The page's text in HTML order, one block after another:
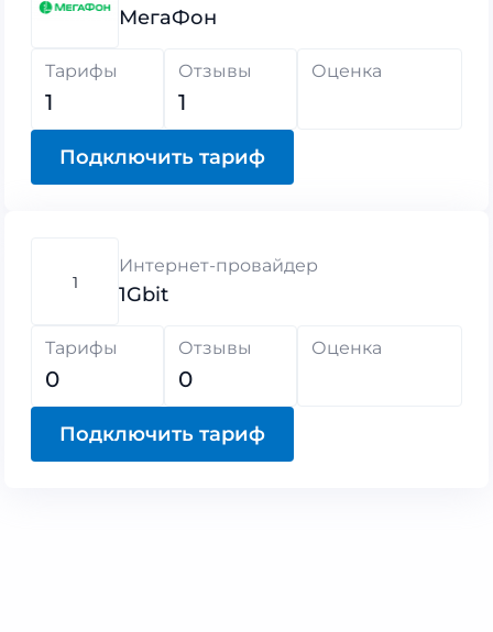
МегаФон
Тарифы
1
Отзывы
1
Оценка
Подключить тариф
1
Интернет-провайдер
1Gbit
Тарифы
0
Отзывы
0
Оценка
Подключить тариф